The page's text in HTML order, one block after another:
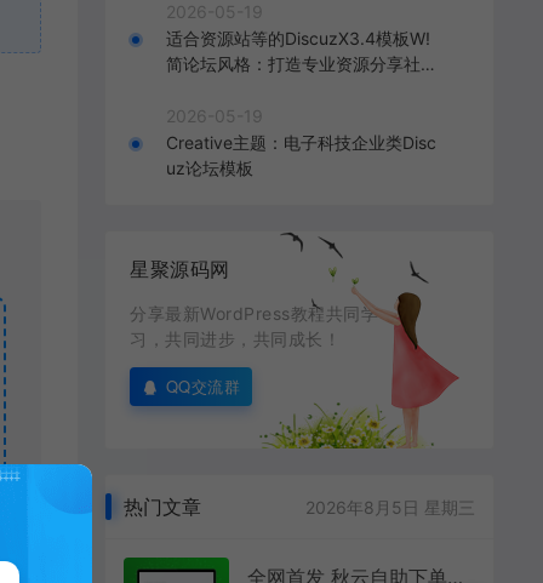
2026-05-19
适合资源站等的DiscuzX3.4模板W!
简论坛风格：打造专业资源分享社区
2026-05-19
Creative主题：电子科技企业类Disc
uz论坛模板
星聚源码网
分享最新WordPress教程共同学
习，共同进步，共同成长！
QQ交流群
热门文章 2026年8月5日 星期三
全网首发 秋云自助下单系统V2最新版 彩虹云商城二开美化